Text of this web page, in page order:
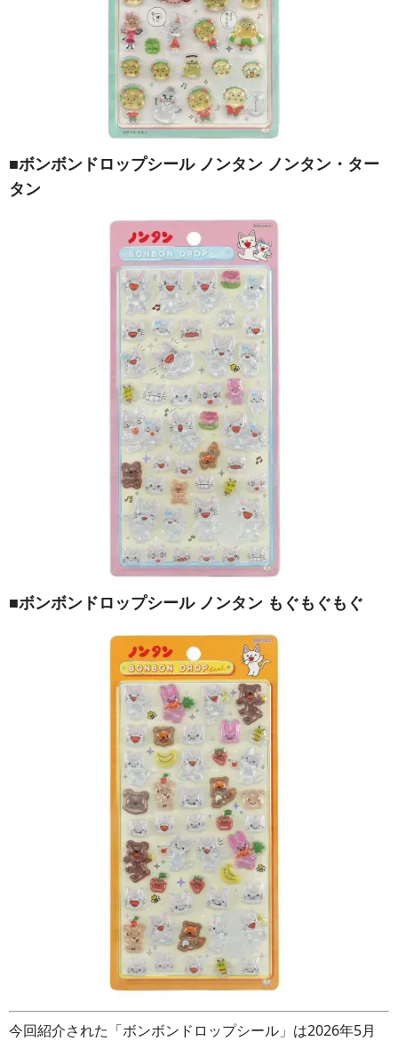
■ボンボンドロップシール ノンタン ノンタン・ター
タン
■ボンボンドロップシール ノンタン もぐもぐもぐ
今回紹介された「ボンボンドロップシール」は2026年5月